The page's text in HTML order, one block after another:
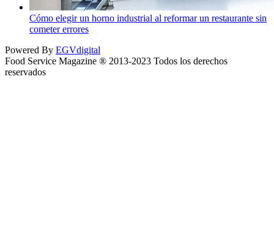
Cómo elegir un horno industrial al reformar un restaurante sin
cometer errores
Powered By EGVdigital
Food Service Magazine ® 2013-2023 Todos los derechos
reservados